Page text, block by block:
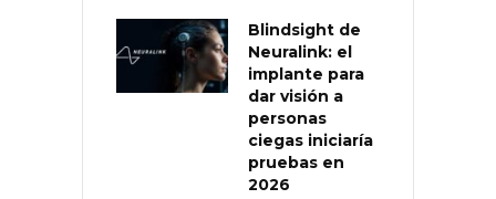
Blindsight de
Neuralink: el
implante para
dar visión a
personas
ciegas iniciaría
pruebas en
2026